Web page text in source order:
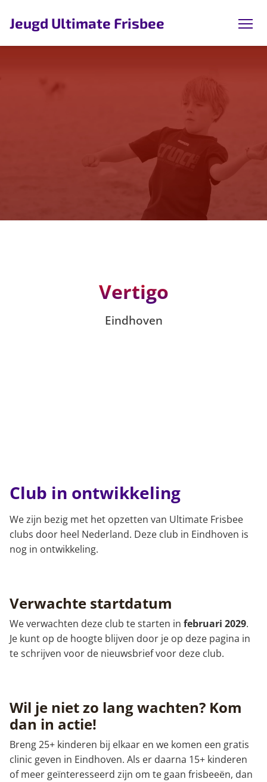
Jeugd Ultimate Frisbee
Vertigo
Eindhoven
Club in ontwikkeling
We zijn bezig met het opzetten van Ultimate Frisbee
clubs door heel Nederland. Deze club in Eindhoven is
nog in ontwikkeling.
Verwachte startdatum
We verwachten deze club te starten in februari 2029.
Je kunt op de hoogte blijven door je op deze pagina in
te schrijven voor de nieuwsbrief voor deze club.
Wil je niet zo lang wachten? Kom
dan in actie!
Breng 25+ kinderen bij elkaar en we komen een gratis
clinic geven in Eindhoven. Als er daarna 15+ kinderen
of meer geïnteresseerd zijn om te gaan frisbeeën, dan